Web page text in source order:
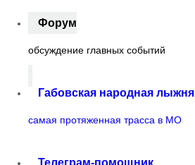
Форум
обсуждение главных событий
Габовская народная лыжня
самая протяженная трасса в МО
Телеграм-помощник